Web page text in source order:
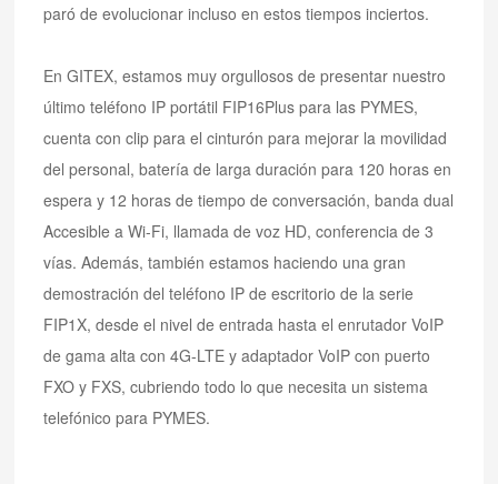
paró de evolucionar incluso en estos tiempos inciertos.
En GITEX, estamos muy orgullosos de presentar nuestro
último teléfono IP portátil FIP16Plus para las PYMES,
cuenta con clip para el cinturón para mejorar la movilidad
del personal, batería de larga duración para 120 horas en
espera y 12 horas de tiempo de conversación, banda dual
Accesible a Wi-Fi, llamada de voz HD, conferencia de 3
vías. Además, también estamos haciendo una gran
demostración del teléfono IP de escritorio de la serie
FIP1X, desde el nivel de entrada hasta el enrutador VoIP
de gama alta con 4G-LTE y adaptador VoIP con puerto
FXO y FXS, cubriendo todo lo que necesita un sistema
telefónico para PYMES.